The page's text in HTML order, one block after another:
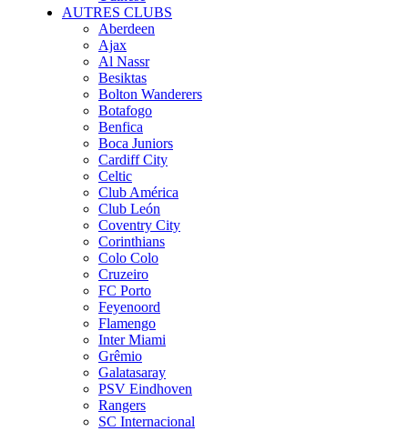
AUTRES CLUBS
Aberdeen
Ajax
Al Nassr
Besiktas
Bolton Wanderers
Botafogo
Benfica
Boca Juniors
Cardiff City
Celtic
Club América
Club León
Coventry City
Corinthians
Colo Colo
Cruzeiro
FC Porto
Feyenoord
Flamengo
Inter Miami
Grêmio
Galatasaray
PSV Eindhoven
Rangers
SC Internacional